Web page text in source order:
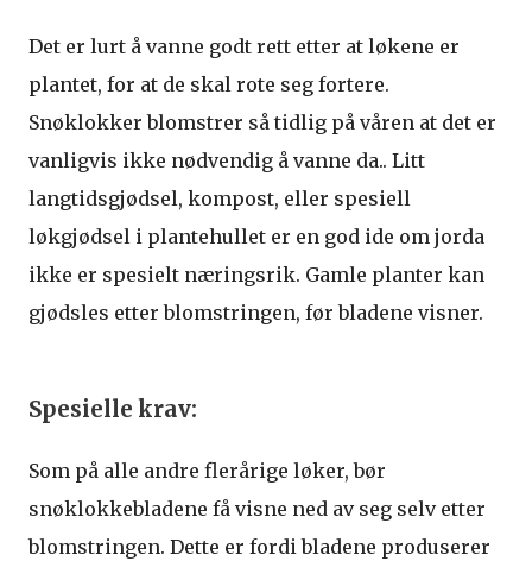
Det er lurt å vanne godt rett etter at løkene er
plantet, for at de skal rote seg fortere.
Snøklokker blomstrer så tidlig på våren at det er
vanligvis ikke nødvendig å vanne da.. Litt
langtidsgjødsel, kompost, eller spesiell
løkgjødsel i plantehullet er en god ide om jorda
ikke er spesielt næringsrik. Gamle planter kan
gjødsles etter blomstringen, før bladene visner.
Spesielle krav:
Som på alle andre flerårige løker, bør
snøklokkebladene få visne ned av seg selv etter
blomstringen. Dette er fordi bladene produserer